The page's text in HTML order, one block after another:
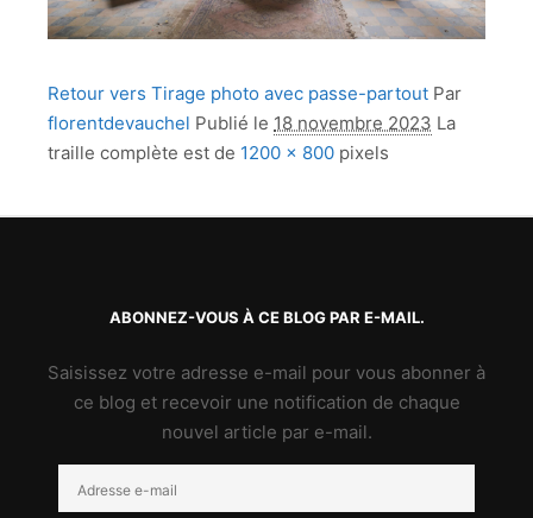
Retour vers Tirage photo avec passe-partout Par
florentdevauchel Publié le 18 novembre 2023 La
traille complète est de 1200 × 800 pixels
ABONNEZ-VOUS À CE BLOG PAR E-MAIL.
Saisissez votre adresse e-mail pour vous abonner à
ce blog et recevoir une notification de chaque
nouvel article par e-mail.
e-